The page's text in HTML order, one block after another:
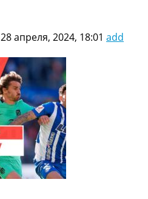
28 апреля, 2024, 18:01 add